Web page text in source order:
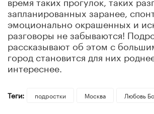
запланированных заранее,
эмоционально окрашенных и
разговоры не забываются!
рассказывают об этом с
город становится для них
интереснее.
Теги: подростки Москва Любовь